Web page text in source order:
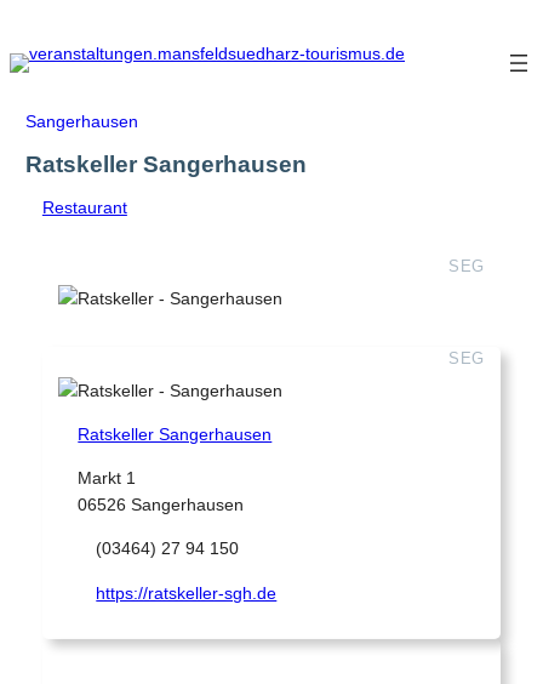
Inhalt
springen
Sangerhausen
Ratskeller Sangerhausen
Restaurant
SEG
SEG
Ratskeller Sangerhausen
Markt 1
06526 Sangerhausen
(03464) 27 94 150
https://ratskeller-sgh.de